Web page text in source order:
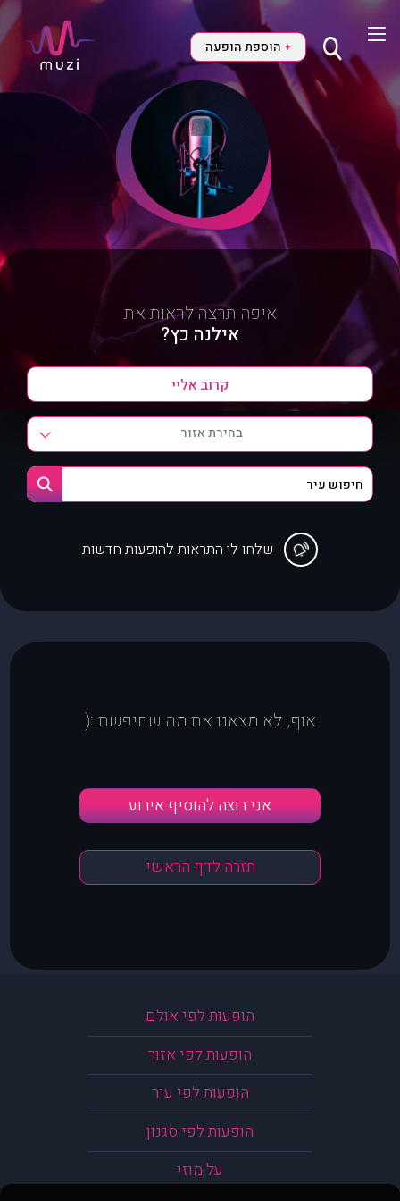
+ הוספת הופעה
איפה תרצה לראות את
אילנה כץ?
בחירת אזור
שלחו לי התראות להופעות חדשות
אוף, לא מצאנו את מה שחיפשת :(
אני רוצה להוסיף אירוע
חזרה לדף הראשי
הופעות לפי אולם
הופעות לפי אזור
הופעות לפי עיר
הופעות לפי סגנון
על מוזי